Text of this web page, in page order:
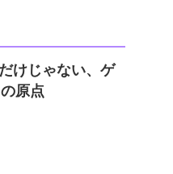
けじゃない、ゲ
原点